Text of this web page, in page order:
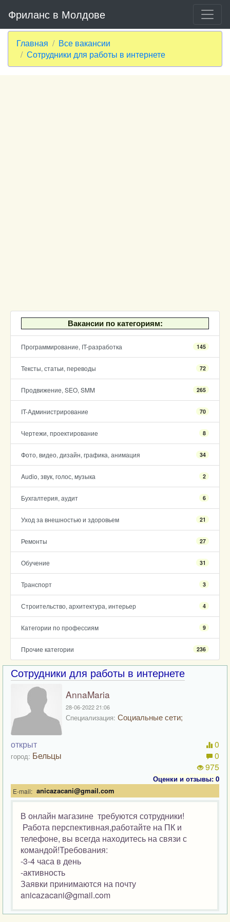
Фриланс в Молдове
Главная
Все вакансии
Сотрудники для работы в интернете
Вакансии по категориям:
Программирование, IT-разработка 145
Тексты, статьи, переводы 72
Продвижение, SEO, SMM 265
IT-Администрирование 70
Чертежи, проектирование 8
Фото, видео, дизайн, графика, анимация 34
Audio, звук, голос, музыка 2
Бухгалтерия, аудит 6
Уход за внешностью и здоровьем 21
Ремонты 27
Обучение 31
Транспорт 3
Строительство, архитектура, интерьер 4
Категории по профессиям 9
Прочие категории 236
Сотрудники для работы в интернете
AnnaMaria
28-06-2022 21:06
Специализация: Социальные сети;
открыт
город: Бельцы
0
0
975
Оценки и отзывы: 0
E-mail: anicazacani@gmail.com
В онлайн магазине требуются сотрудники!
Работа перспективная,работайте на ПК и
телефоне, вы всегда находитесь на связи с
командой!Требования:
-3-4 часа в день
-активность
Заявки принимаются на почту
anicazacani@gmail.com